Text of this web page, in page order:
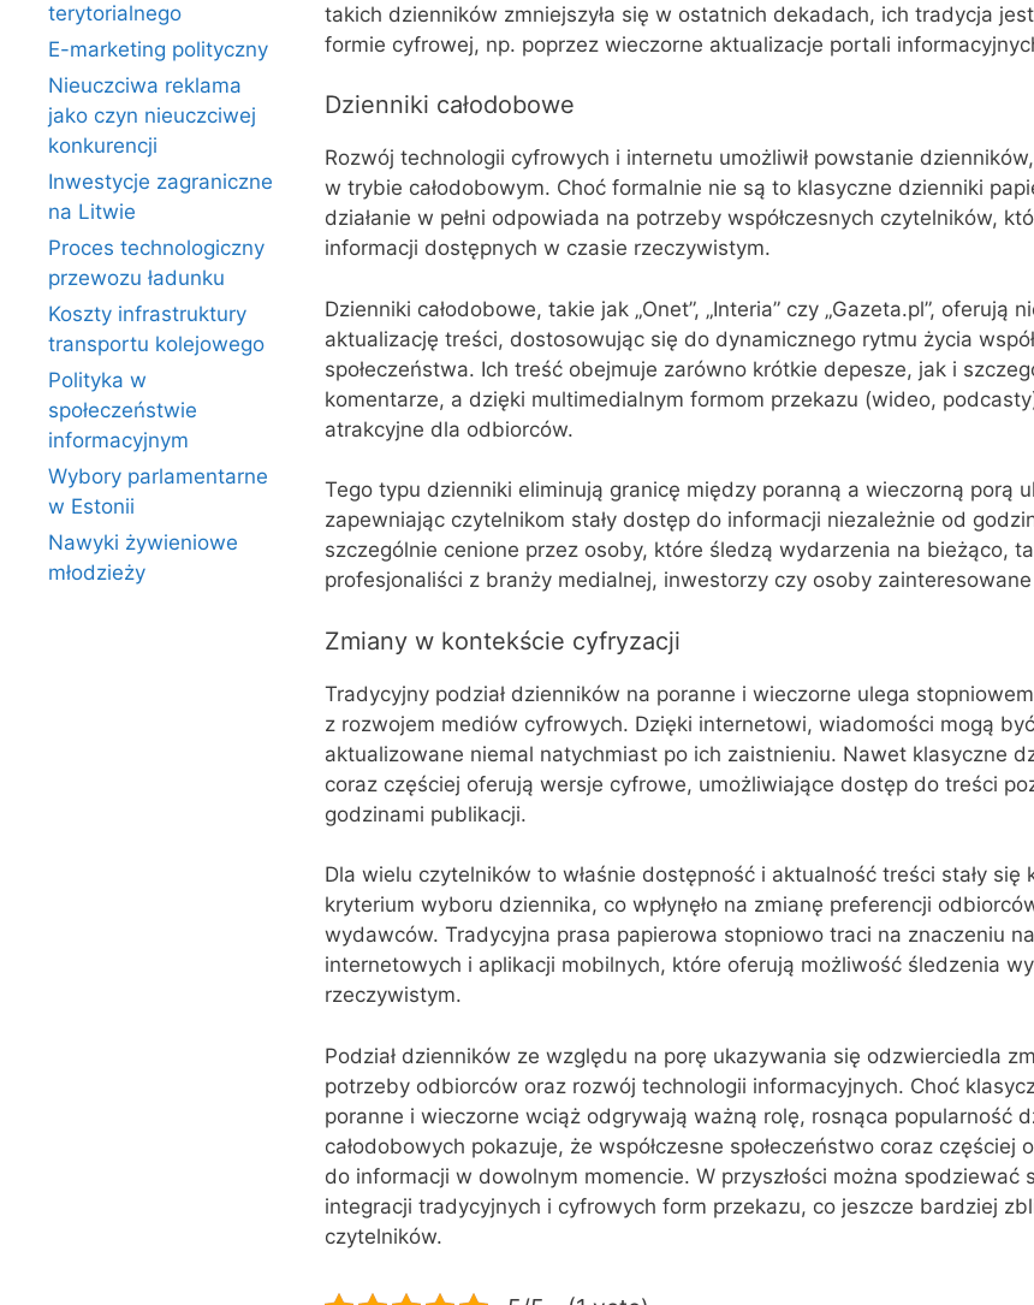
takich dzienników zmniejszyła się w ostatnich dekadach, ich tradycja
formie cyfrowej, np. poprzez wieczorne aktualizacje portali
Dzienniki całodobowe
Rozwój technologii cyfrowych i internetu umożliwił powstanie
w trybie całodobowym. Choć formalnie nie są to klasyczne dzienniki
działanie w pełni odpowiada na potrzeby współczesnych czytelników,
informacji dostępnych w czasie rzeczywistym.
Dzienniki całodobowe, takie jak „Onet”, „Interia” czy „Gazeta.pl”, oferują
aktualizację treści, dostosowując się do dynamicznego rytmu życia
społeczeństwa. Ich treść obejmuje zarówno krótkie depesze, jak i
komentarze, a dzięki multimedialnym formom przekazu (wideo,
atrakcyjne dla odbiorców.
Tego typu dzienniki eliminują granicę między poranną a wieczorną porą
zapewniając czytelnikom stały dostęp do informacji niezależnie od
szczególnie cenione przez osoby, które śledzą wydarzenia na bieżąco,
profesjonaliści z branży medialnej, inwestorzy czy osoby
Zmiany w kontekście cyfryzacji
Tradycyjny podział dzienników na poranne i wieczorne ulega
z rozwojem mediów cyfrowych. Dzięki internetowi, wiadomości mogą
aktualizowane niemal natychmiast po ich zaistnieniu. Nawet klasyczne
coraz częściej oferują wersje cyfrowe, umożliwiające dostęp do treści
godzinami publikacji.
Dla wielu czytelników to właśnie dostępność i aktualność treści stały się
kryterium wyboru dziennika, co wpłynęło na zmianę preferencji
wydawców. Tradycyjna prasa papierowa stopniowo traci na znaczeniu
internetowych i aplikacji mobilnych, które oferują możliwość śledzenia
rzeczywistym.
Podział dzienników ze względu na porę ukazywania się odzwierciedla
potrzeby odbiorców oraz rozwój technologii informacyjnych. Choć
poranne i wieczorne wciąż odgrywają ważną rolę, rosnąca popularność
całodobowych pokazuje, że współczesne społeczeństwo coraz częściej
do informacji w dowolnym momencie. W przyszłości można spodziewać
integracji tradycyjnych i cyfrowych form przekazu, co jeszcze bardziej
czytelników.
terytorialnego
E-marketing polityczny
Nieuczciwa reklama
jako czyn nieuczciwej
konkurencji
Inwestycje zagraniczne
na Litwie
Proces technologiczny
przewozu ładunku
Koszty infrastruktury
transportu kolejowego
Polityka w
społeczeństwie
informacyjnym
Wybory parlamentarne
w Estonii
Nawyki żywieniowe
młodzieży